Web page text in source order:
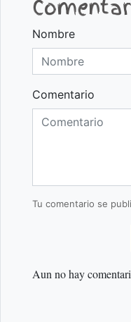
Nombre
Comentario
Tu comentario se
Aun no hay